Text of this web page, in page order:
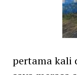
pertama kali